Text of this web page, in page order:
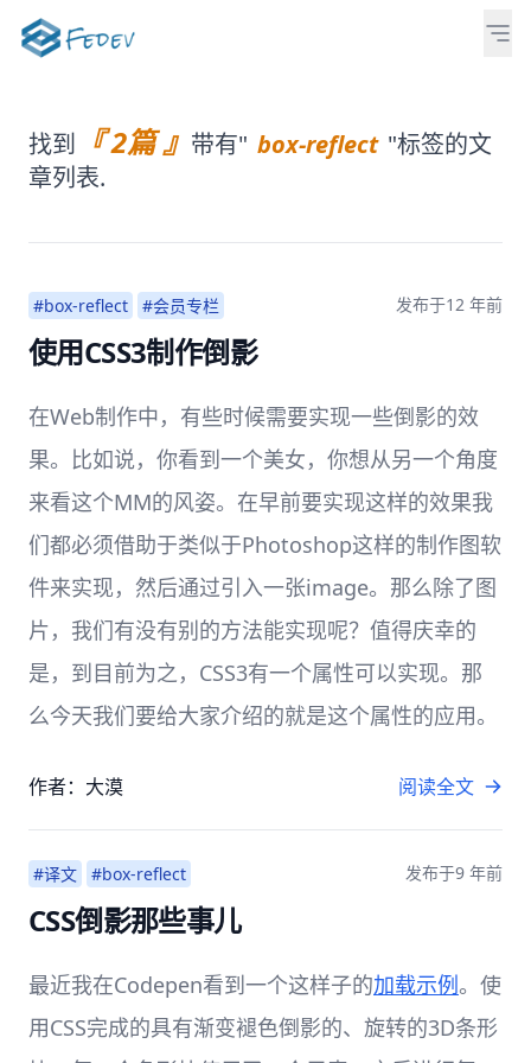
找到 『 2篇 』 带有" box-reflect "标签的文
章列表.
#box-reflect #会员专栏 发布于12 年前
使用CSS3制作倒影
在Web制作中，有些时候需要实现一些倒影的效
果。比如说，你看到一个美女，你想从另一个角度
来看这个MM的风姿。在早前要实现这样的效果我
们都必须借助于类似于Photoshop这样的制作图软
件来实现，然后通过引入一张image。那么除了图
片，我们有没有别的方法能实现呢？值得庆幸的
是，到目前为之，CSS3有一个属性可以实现。那
么今天我们要给大家介绍的就是这个属性的应用。
作者：大漠 阅读全文
#译文 #box-reflect 发布于9 年前
CSS倒影那些事儿
最近我在Codepen看到一个这样子的加载示例。使
用CSS完成的具有渐变褪色倒影的、旋转的3D条形